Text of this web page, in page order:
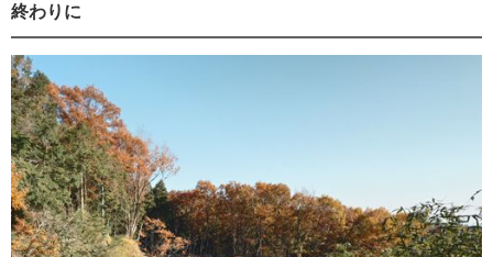
終わりに